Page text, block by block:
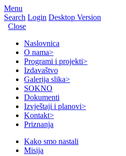
Menu
Search Login Desktop Version
Close
Naslovnica
O nama>
Programi i projekti>
Izdavaštvo
Galerija slika>
SOKNO
Dokumenti
Izvještaji i planovi>
Kontakt>
Priznanja
Kako smo nastali
Misija